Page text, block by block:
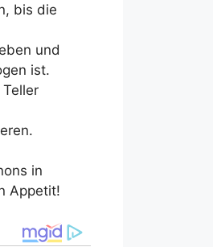
bis die
und
ist.
in
Appetit!